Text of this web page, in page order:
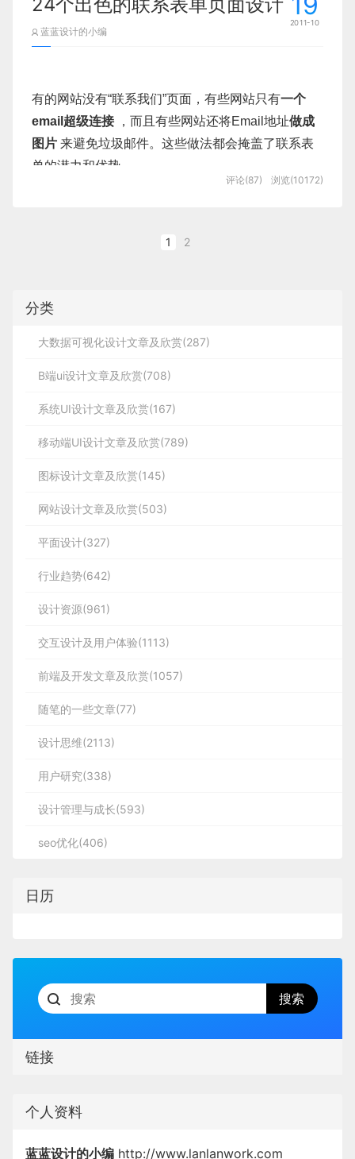
176*220 208*208 208*320 240*160
轻滑，两个手指 使用两个手指触摸并滑动。
轻击 触摸 单击。选择
轻击，两次 双击。放大列
2011-10
蓝蓝设计的小编
有的网站没有“联系我们”页面，有些网站只有一个
email超级连接，而且有些网站还将Email地址做成
图片 来避免垃圾邮件。这些做法都会掩盖了联系表
单的潜力和优势。
我们收集了24个联系表单页面设计，希望你能喜欢
评论(87) 浏览(10172)
1 2
分类
大数据可视化设计文章及欣赏(287)
B端ui设计文章及欣赏(708)
系统UI设计文章及欣赏(167)
移动端UI设计文章及欣赏(789)
图标设计文章及欣赏(145)
网站设计文章及欣赏(503)
平面设计(327)
行业趋势(642)
设计资源(961)
交互设计及用户体验(1113)
前端及开发文章及欣赏(1057)
随笔的一些文章(77)
设计思维(2113)
用户研究(338)
设计管理与成长(593)
seo优化(406)
日历
链接
个人资料
蓝蓝设计的小编 http://www.lanlanwork.com